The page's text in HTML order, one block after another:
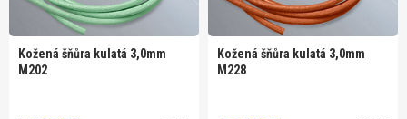
Kožená šňůra kulatá 3,0mm
M202
Kožená šňůra kulatá 3,0mm
M228